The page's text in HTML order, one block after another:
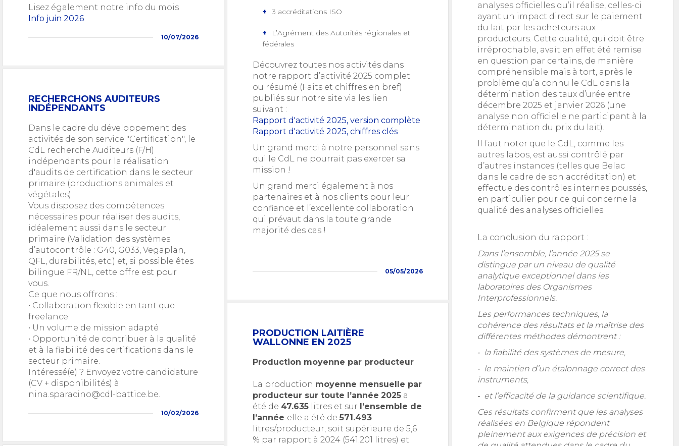
Lisez également notre info du mois
Info juin 2026
10/07/2026
3 accréditations ISO
L’Agrément des Autorités régionales et
fédérales
Découvrez toutes nos activités dans
notre rapport d’activité 2025 complet
ou résumé (Faits et chiffres en bref)
publiés sur notre site via les lien
suivant :
Rapport d'activité 2025, version complète
Rapport d'activité 2025, chiffres clés
Un grand merci à notre personnel sans
qui le CdL ne pourrait pas exercer sa
mission !
Un grand merci également à nos
partenaires et à nos clients pour leur
confiance et l’excellente collaboration
qui prévaut dans la toute grande
majorité des cas !
05/05/2026
analyses officielles qu’il réalise, celles-ci
ayant un impact direct sur le paiement
du lait par les acheteurs aux
producteurs. Cette qualité, qui doit être
irréprochable, avait en effet été remise
en question par certains, de manière
compréhensible mais à tort, après le
problème qu’a connu le CdL dans la
détermination des taux d’urée entre
décembre 2025 et janvier 2026 (une
analyse non officielle ne participant à la
détermination du prix du lait).
Il faut noter que le CdL, comme les
autres labos, est aussi contrôlé par
d’autres instances (telles que Belac
dans le cadre de son accréditation) et
effectue des contrôles internes poussés,
en particulier pour ce qui concerne la
qualité des analyses officielles.
La conclusion du rapport :
Dans l’ensemble, l’année 2025 se
distingue par un niveau de qualité
analytique exceptionnel dans les
laboratoires des Organismes
Interprofessionnels.
Les performances techniques, la
cohérence des résultats et la maîtrise des
différentes méthodes démontrent :
‐ la fiabilité des systèmes de mesure,
‐ le maintien d’un étalonnage correct des
instruments,
‐ et l’efficacité de la guidance scientifique.
Ces résultats confirment que les analyses
réalisées en Belgique répondent
pleinement aux exigences de précision et
RECHERCHONS AUDITEURS
INDÉPENDANTS
Dans le cadre du développement des
activités de son service "Certification", le
CdL recherche Auditeurs (F/H)
indépendants pour la réalisation
d'audits de certification da ns le secteur
primaire (productions animales et
végétales).
Vous disposez des compétences
nécessaires pour réaliser des audits,
idéalement aussi dans le secteur
primaire (Validation des systèmes
d’autocontrôle : G40, G033, Vegaplan,
QFL, durabilités, etc.) et, si possible êtes
bilingue FR/NL, cette offre est pour
vous.
Ce que nous offrons :
• Collaboration flexible en tant que
freelance
• Un volume de mission adapté
• Opportunité de contribuer à la qualité
et à la fiabilité des certifications dans le
secteur primaire.
Intéressé(e) ? Envoyez votre candidature
(CV + disponibilités) à
nina.sparacino@cdl-battice.be.
10/02/2026
PRODUCTION LAITIÈRE
WALLONNE EN 2025
Production moyenne par producteur
La production moyenne mensuelle par
producteur sur toute l’année 2025 a
été de 47.635 litres et sur l’ensemble de
l’année elle a été de 571.493
litres/producteur, soit supérieure de 5,6
% par rapport à 2024 (541.201 litres) et